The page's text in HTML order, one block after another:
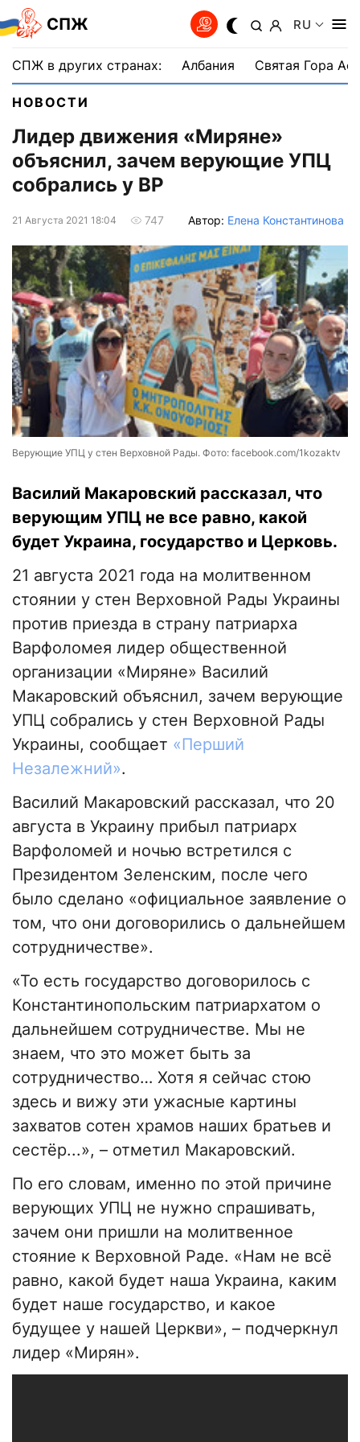
СПЖ RU
СПЖ в других странах: Албания Святая Гора
НОВОСТИ
Лидер движения «Миряне»
объяснил, зачем верующие УПЦ
собрались у ВР
21 Августа 2021 18:04 747 Автор: Елена Константинова
Верующие УПЦ у стен Верховной Рады. Фото: facebook.com/1kozaktv
Василий Макаровский рассказал, что
верующим УПЦ не все равно, какой
будет Украина, государство и Церковь.
21 августа 2021 года на молитвенном
стоянии у стен Верховной Рады Украины
против приезда в страну патриарха
Варфоломея лидер общественной
организации «Миряне» Василий
Макаровский объяснил, зачем верующие
УПЦ собрались у стен Верховной Рады
Украины, сообщает «Перший
Незалежний».
Василий Макаровский рассказал, что 20
августа в Украину прибыл патриарх
Варфоломей и ночью встретился с
Президентом Зеленским, после чего
было сделано «официальное заявление о
том, что они договорились о дальнейшем
сотрудничестве».
«То есть государство договорилось с
Константинопольским патриархатом о
дальнейшем сотрудничестве. Мы не
знаем, что это может быть за
сотрудничество… Хотя я сейчас стою
здесь и вижу эти ужасные картины
захватов сотен храмов наших братьев и
сестёр...», – отметил Макаровский.
По его словам, именно по этой причине
верующих УПЦ не нужно спрашивать,
зачем они пришли на молитвенное
стояние к Верховной Раде. «Нам не всё
равно, какой будет наша Украина, каким
будет наше государство, и какое
будущее у нашей Церкви», – подчеркнул
лидер «Мирян».